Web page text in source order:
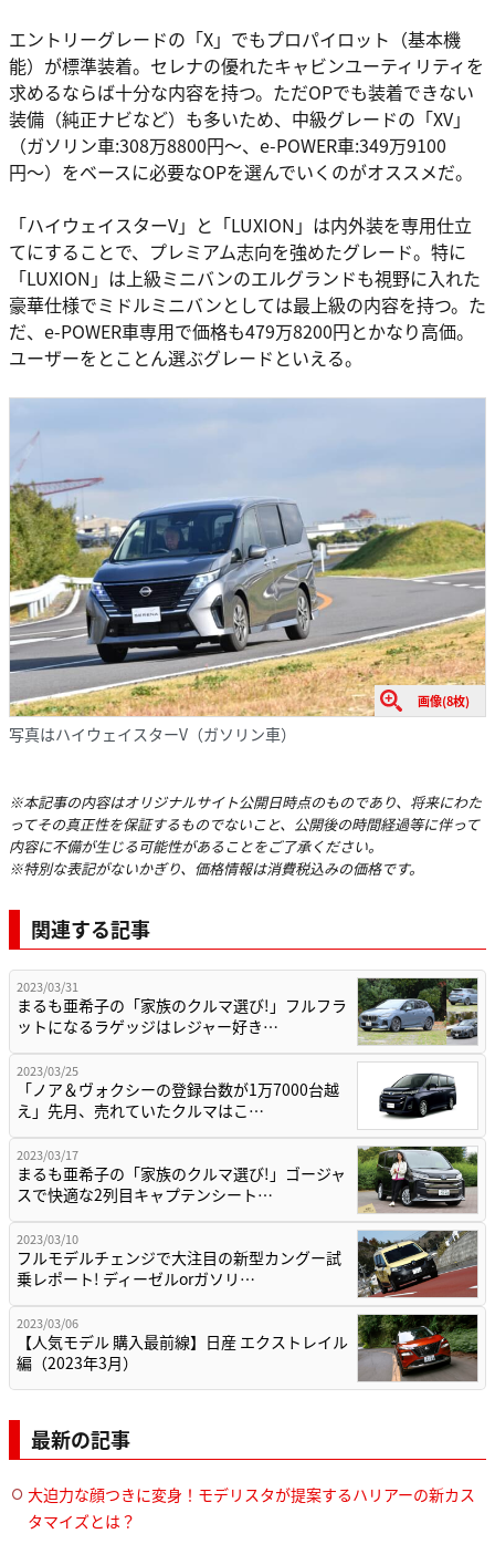
エントリーグレードの「X」でもプロパイロット（基本機
能）が標準装着。セレナの優れたキャビンユーティリティを
求めるならば十分な内容を持つ。ただOPでも装着できない
装備（純正ナビなど）も多いため、中級グレードの「XV」
（ガソリン車:308万8800円〜、e-POWER車:349万9100
円〜）をベースに必要なOPを選んでいくのがオススメだ。
「ハイウェイスターV」と「LUXION」は内外装を専用仕立
てにすることで、プレミアム志向を強めたグレード。特に
「LUXION」は上級ミニバンのエルグランドも視野に入れた
豪華仕様でミドルミニバンとしては最上級の内容を持つ。た
だ、e-POWER車専用で価格も479万8200円とかなり高価。
ユーザーをとことん選ぶグレードといえる。
画像(8枚)
写真はハイウェイスターV（ガソリン車）
※本記事の内容はオリジナルサイト公開日時点のものであり、将来にわた
ってその真正性を保証するものでないこと、公開後の時間経過等に伴って
内容に不備が生じる可能性があることをご了承ください。
※特別な表記がないかぎり、価格情報は消費税込みの価格です。
関連する記事
2023/03/31
まるも亜希子の「家族のクルマ選び!」フルフラ
ットになるラゲッジはレジャー好き…
2023/03/25
「ノア＆ヴォクシーの登録台数が1万7000台越
え」先月、売れていたクルマはこ…
2023/03/17
まるも亜希子の「家族のクルマ選び!」ゴージャ
スで快適な2列目キャプテンシート…
2023/03/10
フルモデルチェンジで大注目の新型カングー試
乗レポート! ディーゼルorガソリ…
2023/03/06
【人気モデル 購入最前線】日産 エクストレイル
編（2023年3月）
最新の記事
大迫力な顔つきに変身！モデリスタが提案するハリアーの新カス
タマイズとは？